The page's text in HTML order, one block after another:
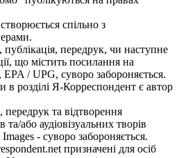
спільно з
передрук, чи наступне
що містить посилання на
/ UPG, суворо забороняється.
в розділі Я-Корреспондент є автор
та відтворення
та/або аудіовізуальних творів
- суворо забороняється.
призначені для осіб